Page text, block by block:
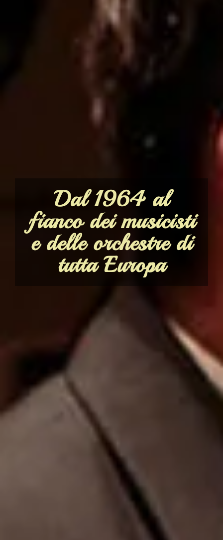
Dal 1964 al
fianco dei musicisti
e delle orchestre di
tutta Europa